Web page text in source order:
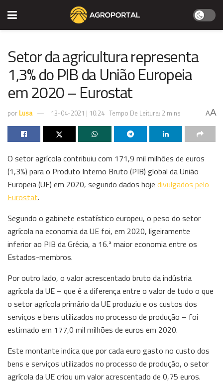
Setor da agricultura representa
1,3% do PIB da União Europeia
em 2020 – Eurostat
por Lusa 13-04-2021 | 10:24 Tempo De Leitura: 2 mins AA
O setor agrícola contribuiu com 171,9 mil milhões de euros
(1,3%) para o Produto Interno Bruto (PIB) global da União
Europeia (UE) em 2020, segundo dados hoje divulgados pelo
Eurostat.
Segundo o gabinete estatístico europeu, o peso do setor
agrícola na economia da UE foi, em 2020, ligeiramente
inferior ao PIB da Grécia, a 16.ª maior economia entre os
Estados-membros.
Por outro lado, o valor acrescentado bruto da indústria
agrícola da UE – que é a diferença entre o valor de tudo o que
o setor agrícola primário da UE produziu e os custos dos
serviços e bens utilizados no processo de produção – foi
estimado em 177,0 mil milhões de euros em 2020.
Este montante indica que por cada euro gasto no custo dos
bens e serviços utilizados no processo de produção, o setor
agrícola da UE criou um valor acrescentado de 0,75 euros.